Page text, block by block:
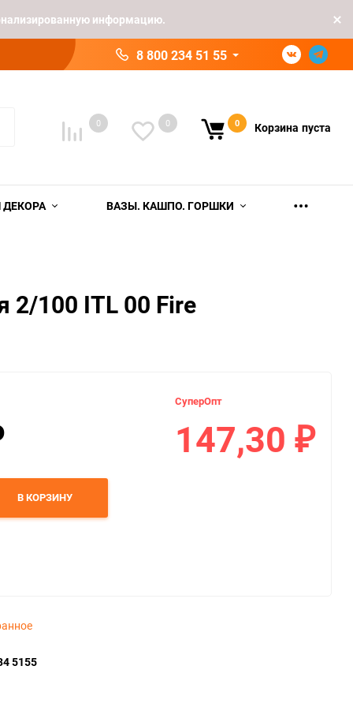
информацию.
8 800 234 51 55
0 0 0 Корзина пуста
ДЕКОРА ВАЗЫ. КАШПО. ГОРШКИ
2/100 ITL 00 Fire
СуперОпт
147,30 ₽
В КОРЗИНУ
5155